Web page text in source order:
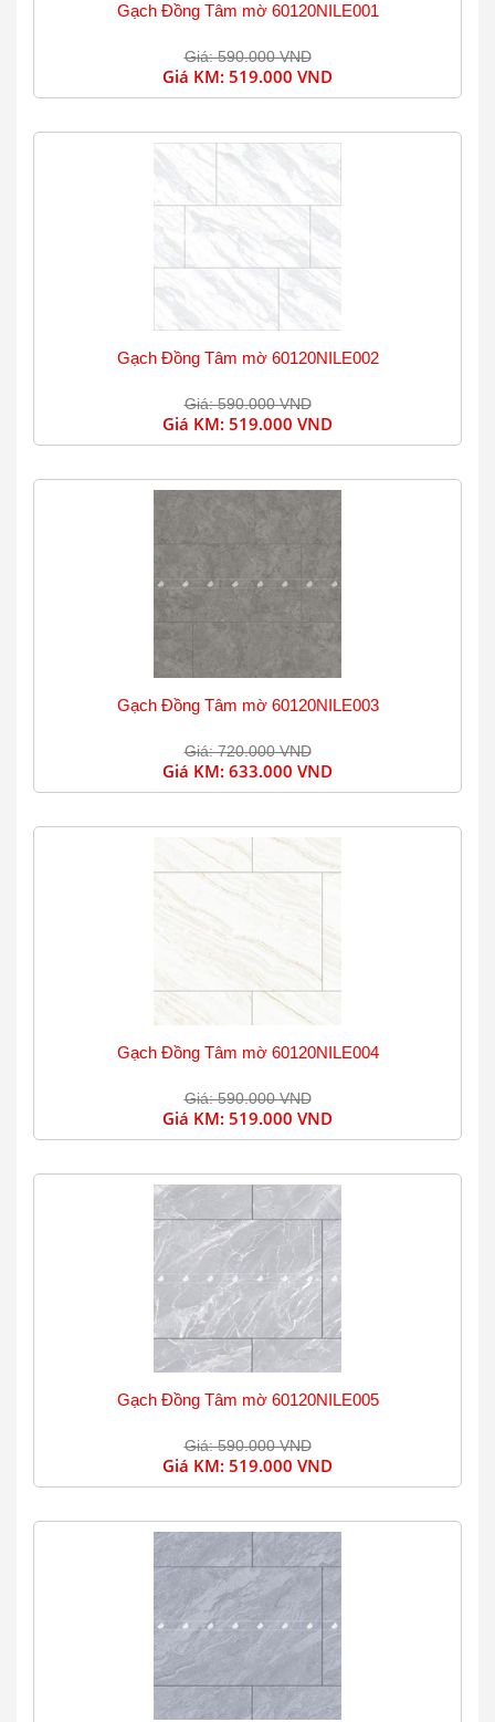
Gạch Đồng Tâm mờ 60120NILE001
Giá: 590.000 VND
Giá KM: 519.000 VND
Gạch Đồng Tâm mờ 60120NILE002
Giá: 590.000 VND
Giá KM: 519.000 VND
Gạch Đồng Tâm mờ 60120NILE003
Giá: 720.000 VND
Giá KM: 633.000 VND
Gạch Đồng Tâm mờ 60120NILE004
Giá: 590.000 VND
Giá KM: 519.000 VND
Gạch Đồng Tâm mờ 60120NILE005
Giá: 590.000 VND
Giá KM: 519.000 VND